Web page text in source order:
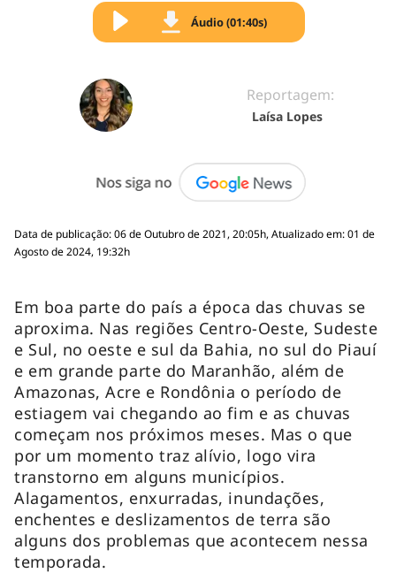
Áudio (01:40s)
Reportagem:
Laísa Lopes
Data de publicação: 06 de Outubro de 2021, 20:05h, Atualizado em: 01 de
Agosto de 2024, 19:32h
Em boa parte do país a época das chuvas se
aproxima. Nas regiões Centro-Oeste, Sudeste
e Sul, no oeste e sul da Bahia, no sul do Piauí
e em grande parte do Maranhão, além de
Amazonas, Acre e Rondônia o período de
estiagem vai chegando ao fim e as chuvas
começam nos próximos meses. Mas o que
por um momento traz alívio, logo vira
transtorno em alguns municípios.
Alagamentos, enxurradas, inundações,
enchentes e deslizamentos de terra são
alguns dos problemas que acontecem nessa
temporada.